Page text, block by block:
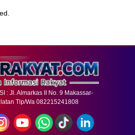
: Jl. Almarkas II No. 9 Makassar-
Tlp/Wa 082215241808